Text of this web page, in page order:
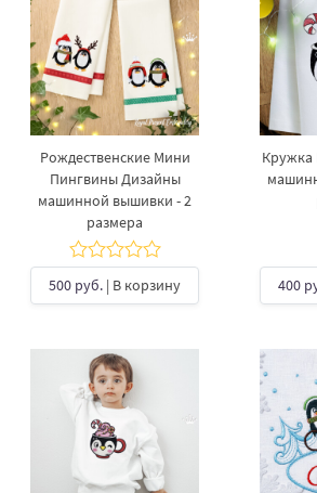
Рождественские Мини
Пингвины Дизайны
машинной вышивки - 2
размера
500 руб. | В корзину
Кружка
400